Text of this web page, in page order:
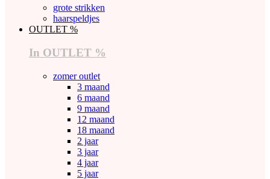
grote strikken
haarspeldjes
OUTLET %
In OUTLET %
zomer outlet
3 maand
6 maand
9 maand
12 maand
18 maand
2 jaar
3 jaar
4 jaar
5 jaar